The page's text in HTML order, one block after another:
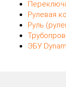
Рулевая
Руль
ЭБУ